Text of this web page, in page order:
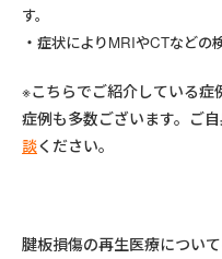
す。
症状によりMRIやCTなどの
※こちらでご紹介している症
症例も多数ございます。ご
談ください。
腱板損傷の再生医療につい